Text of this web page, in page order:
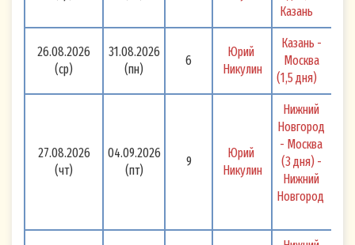
Казань
26.08.2026
(ср)
31.08.2026
(пн)
6
Юрий
Никулин
Казань -
Москва
(1,5 дня)
27.08.2026
(чт)
04.09.2026
(пт)
9
Юрий
Никулин
Нижний
Новгород
- Москва
(3 дня) -
Нижний
Новгород
рассылку на Сайте,
посредством push-уведомлений
(сообщений, поступающих на устройства
пользователя через браузеры или
мобильные приложения),
посредством мессенджеров и социальных
запрещено действующим
законодательством РФ).
персональных данных: адрес электронной